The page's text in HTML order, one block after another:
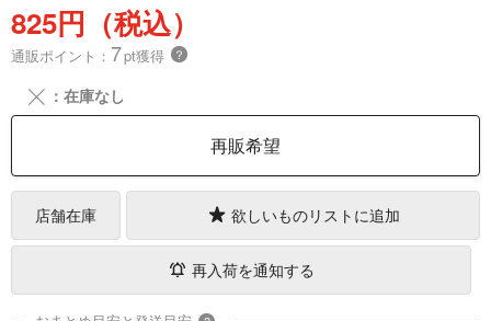
825円（税込）
通販ポイント： 7pt獲得 ？
╳ ：在庫なし
再販希望
店舗在庫 欲しいものリストに追加
再入荷を通知する